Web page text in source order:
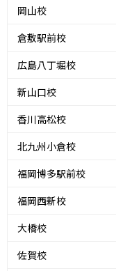
岡山校
倉敷駅前校
広島八丁堀校
新山口校
香川高松校
北九州小倉校
福岡博多駅前校
福岡西新校
大橋校
佐賀校